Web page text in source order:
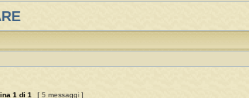
1 di 1 [ 5 messaggi ]